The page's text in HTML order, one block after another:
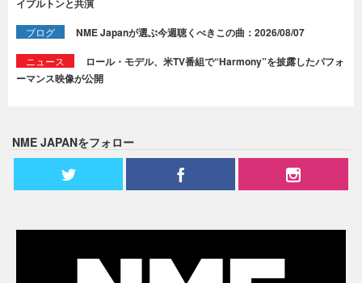
イプルトンと共演
ブログ NME Japanが選ぶ今週聴くべきこの曲：2026/08/07
ニュース
ロール・モデル、米TV番組で“Harmony”を披露したパフォ
ーマンス映像が公開
NME JAPANをフォロー